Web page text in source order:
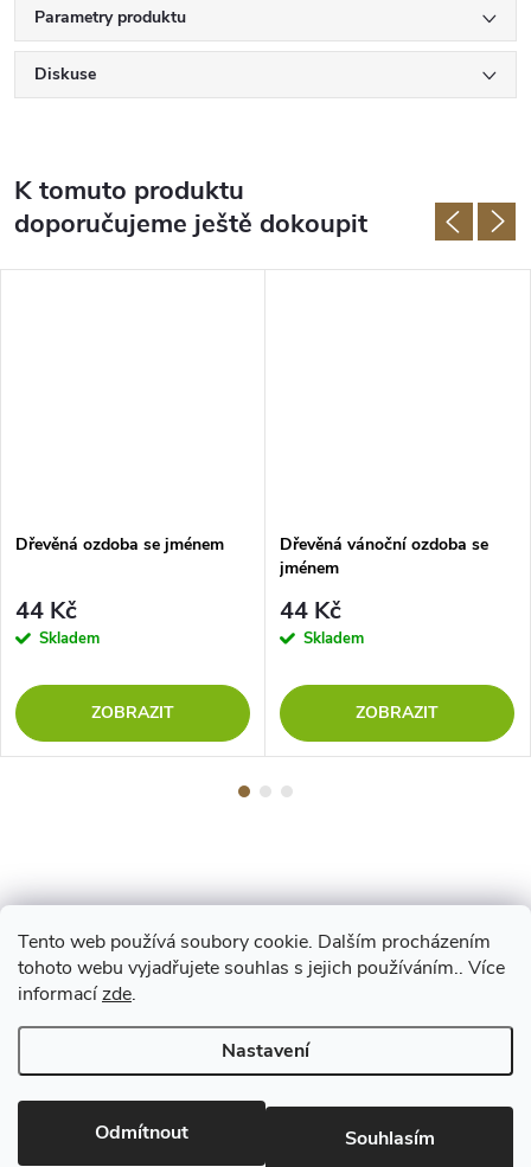
Tento web používá soubory cookie. Dalším procházením
tohoto webu vyjadřujete souhlas s jejich používáním.. Více
informacízde.
Nastavení
Odmítnout Souhlasím
Parametry produktu
Diskuse
K tomuto produktu
doporučujeme ještě dokoupit
Dřevěná ozdoba se jménem
44 Kč
Skladem
ZOBRAZIT
Dřevěná vánoční ozdoba se
jménem
44 Kč
Skladem
ZOBRAZIT
Z
á
pCopyright 2026www.vyrejeme.cz. Všechna práva vyhrazena.Upravit
nastavení cookies